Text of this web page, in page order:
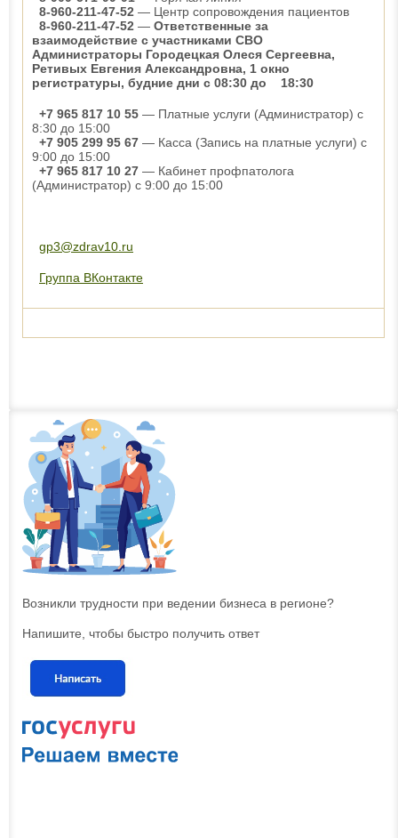
8-960-211-47-52 — Центр сопровождения пациентов
8-960-211-47-52 — Ответственные за
взаимодействие с участниками СВО
Администраторы Городецкая Олеся Сергеевна,
Ретивых Евгения Александровна, 1 окно
регистратуры, будние дни с 08:30 до 18:30
+7 965 817 10 55 — Платные услуги (Администратор) с
8:30 до 15:00
+7 905 299 95 67 — Касса (Запись на платные услуги) с
9:00 до 15:00
+7 965 817 10 27 — Кабинет профпатолога
(Администратор) с 9:00 до 15:00
gp3@zdrav10.ru
Группа ВКонтакте
Возникли трудности при ведении бизнеса в регионе?
Напишите, чтобы быстро получить ответ